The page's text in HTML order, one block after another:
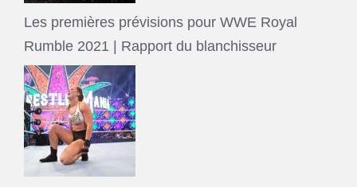
Les premières prévisions pour WWE Royal
Rumble 2021 | Rapport du blanchisseur